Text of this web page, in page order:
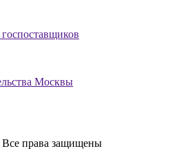
Москвы
права защищены